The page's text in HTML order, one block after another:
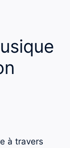
à travers